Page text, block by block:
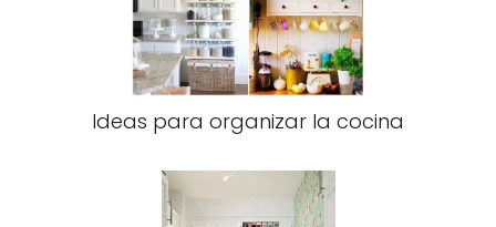
Ideas para organizar la cocina